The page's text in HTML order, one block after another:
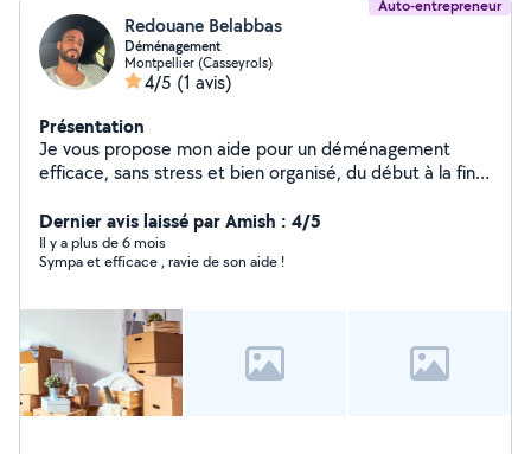
Auto-entrepreneur
Redouane Belabbas
Déménagement
Montpellier (Casseyrols)
4/5 (1 avis)
Présentation
Je vous propose mon aide pour un déménagement
efficace, sans stress et bien organisé, du début à la fin
accompagné, selon vos besoins. Transport et
manutention de cartons, Montage/démontage de
meubles, Dégagement d'encombrants, Interventions à
souples et adaptables. Je m'adapte à votre budget et
vous propose un service soigneux, humain et fiable,
avec un tarif clair et juste. Contactez-moi pour un devis
rapide et gratuit !
Dernier avis laissé par Amish : 4/5
Il y a plus de 6 mois
Sympa et efficace , ravie de son aide !